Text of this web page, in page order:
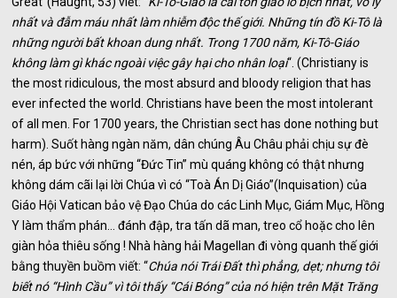
nhất và đẫm máu nhất làm nhiễm độc thế giới. Những tín đồ Ki-Tô là
những người bất khoan dung nhất. Trong 1700 năm, Ki-Tô-Giáo
không làm gì khác ngoài việc gây hại cho nhân loại“. (Christiany is
the most ridiculous, the most absurd and bloody religion that has
ever infected the world. Christians have been the most intolerant
of all men. For 1700 years, the Christian sect has done nothing but
harm). Suốt hàng ngàn năm, dân chúng Âu Châu phải chịu sự đè
nén, áp bức với những “Đức Tin” mù quáng không có thật nhưng
không dám cãi lại lời Chúa vì có “Toà Án Dị Giáo”(Inquisation) của
Giáo Hội Vatican bảo vệ Đạo Chúa do các Linh Mục, Giám Mục, Hồng
Y làm thẩm phán… đánh đập, tra tấn dã man, treo cổ hoặc cho lên
giàn hỏa thiêu sống ! Nhà hàng hải Magellan đi vòng quanh thế giới
bằng thuyền buồm viết: “Chúa nói Trái Đất thì phẳng, dẹt; nhưng tôi
biết nó “Hình Cầu” vì tôi thấy “Cái Bóng” của nó hiện trên Mặt Trăng